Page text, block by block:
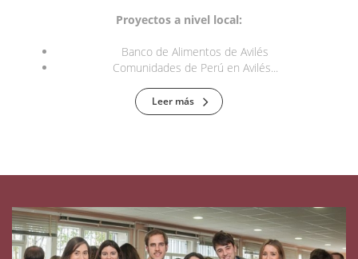
Proyectos a nivel local:
Banco de Alimentos de Avilés
Comunidades de Perú en Avilés...
Leer más